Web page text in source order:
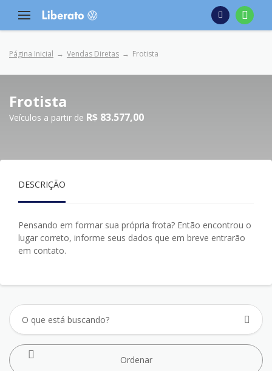
Página Inicial Vendas Diretas Frotista
Frotista
Veículos a partir de R$ 83.577,00
DESCRIÇÃO
Pensando em formar sua própria frota? Então encontrou o
lugar correto, informe seus dados que em breve entrarão
em contato.
Ordenar